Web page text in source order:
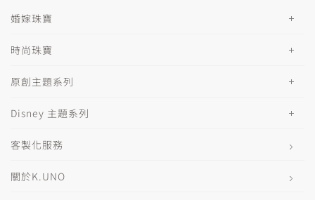
婚嫁珠寶
時尚珠寶
原創主題系列
Disney 主題系列
客製化服務
關於K.UNO